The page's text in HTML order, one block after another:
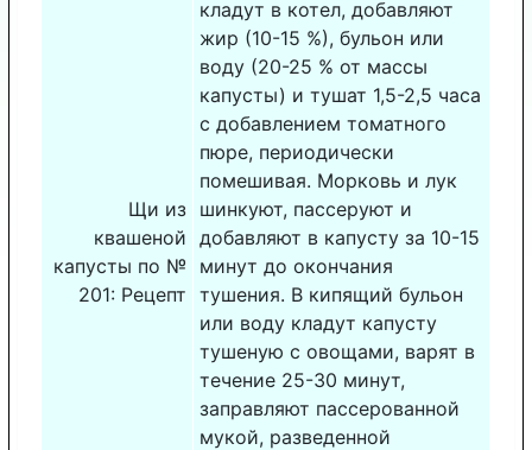
Щи из
квашеной
капусты по №
201: Рецепт
кладут в котел, добавляют
жир (10-15 %), бульон или
воду (20-25 % от массы
капусты) и тушат 1,5-2,5 часа
с добавлением томатного
пюре, периодически
помешивая. Морковь и лук
шинкуют, пассеруют и
добавляют в капусту за 10-15
минут до окончания
тушения. В кипящий бульон
или воду кладут капусту
тушеную с овощами, варят в
течение 25-30 минут,
заправляют пассерованной
мукой, разведенной